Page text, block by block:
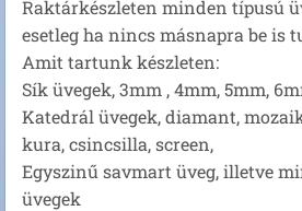
Raktárkészleten minden típusú
esetleg ha nincs másnapra be is
Amit tartunk készleten:
Sík üvegek, 3mm , 4mm, 5mm,
Katedrál üvegek, diamant,
kura, csincsilla, screen,
Egyszinű savmart üveg, illetve
üvegek